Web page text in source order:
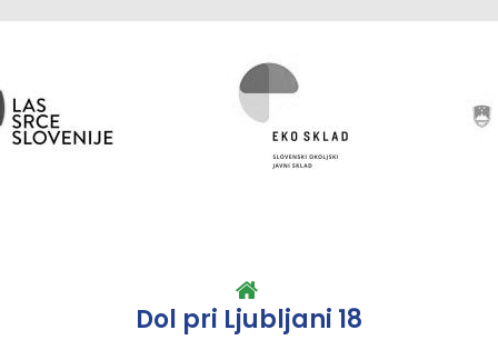
Dol pri Ljubljani 18